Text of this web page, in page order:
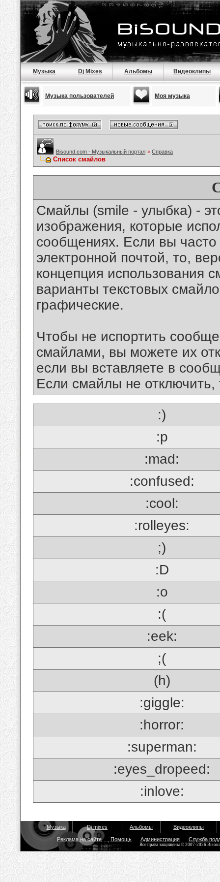
Музыка Dj Mixes Альбомы Видеоклипы
Музыка пользователей Моя музыка
Bisound.com - Музыкальный портал > Справка
Список смайлов
Смайлы (smile - улыбка) -
изображения, которые
сообщениях. Если вы часто
электронной почтой, то,
концепция использования
варианты текстовых
графические.
Чтобы не испортить
смайлами, вы можете их
если вы вставляете в
Если смайлы не отключить,
:)
:p
:mad:
:confused:
:cool:
:rolleyes:
;)
:D
:o
:(
:eek:
;(
(h)
:giggle:
:horror:
:superman:
:eyes_dropeed:
:inlove:
Музыка Dj mixes Альбомы Видеоклипы
Реклама на сайте Помощь Администрация Служба
Все права защищены © 2007-2026